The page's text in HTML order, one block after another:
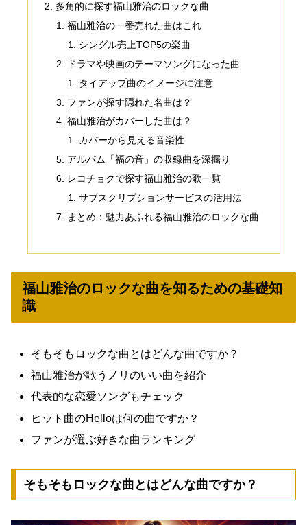
多角的に探す福山雅治のロックな曲
福山雅治の一番売れた曲はこれ
シングル売上TOP5の楽曲
ドラマや映画のテーマソングになった曲
タイアップ曲のイメージに注意
ファンが探す隠れた名曲は？
福山雅治がカバーした曲は？
カバーから見える音楽性
アルバム「福の音」の収録曲を深掘り
レコチョクで探す福山雅治の歌一覧
サブスクリプションサービスの活用法
まとめ：魅力あふれる福山雅治のロックな曲
福山雅治のロックな曲を知るための基礎知
識
そもそもロックな曲とはどんな曲ですか？
福山雅治が歌うノリのいい曲を紹介
代表的な恋愛ソングもチェック
ヒット曲のHelloは何の曲ですか？
ファンが選ぶ好きな曲ランキング
そもそもロックな曲とはどんな曲ですか？